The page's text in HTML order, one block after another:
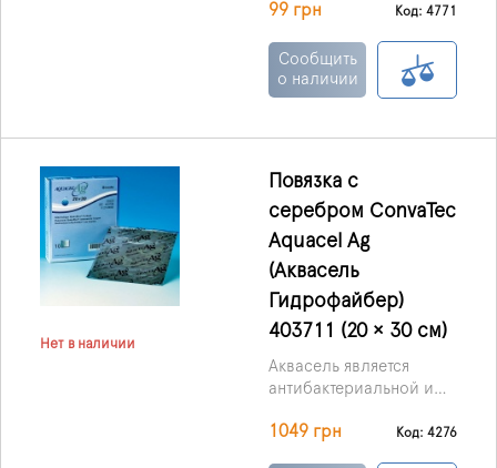
ConvaTec
перевязочный материал
с антибактериальными
и абсорбирующими
представляющий
собой мягкие нетканые
пластины или тесьму.
99 грн Код: 4771
Сообщить
о наличии
Нет в наличии
Повязка с
серебром ConvaTec
Aquacel Ag
(Аквасель
Гидрофайбер)
403711 (20 × 30 см)
Аквасель является
антибактериальной и
повязкой, она
1049 грн Код: 4276